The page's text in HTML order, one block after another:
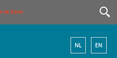
de livres
EN
NL